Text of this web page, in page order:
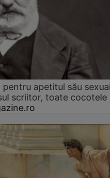
apetitul său
scriitor, toate cocotele